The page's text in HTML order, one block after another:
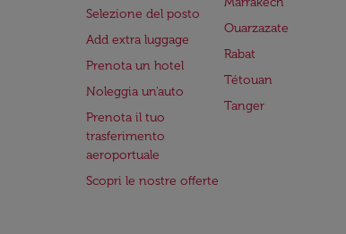
Selezione del posto
Add extra luggage
Prenota un hotel
Noleggia un'auto
Prenota il tuo
trasferimento
aeroportuale
Scopri le nostre offerte
Ouarzazate
Rabat
Tétouan
Tanger